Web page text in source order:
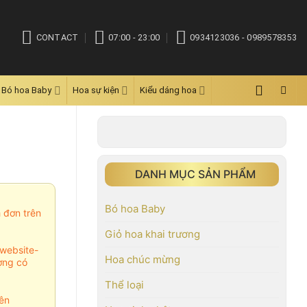
CONTACT 07:00 - 23:00 0934123036 - 0989578353
Bó hoa Baby Hoa sự kiện Kiểu dáng hoa
DANH MỤC SẢN PHẨM
Bó hoa Baby
Giỏ hoa khai trương
Hoa chúc mừng
Thể loại
đơn trên
có